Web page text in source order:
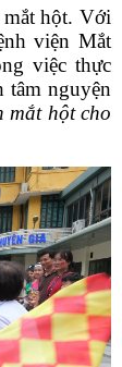
mắt hột. Với
viện Mắt
việc thực
tâm nguyện
mắt hột cho